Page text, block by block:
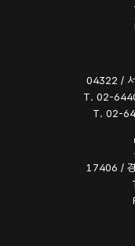
04322 /
T. 02-
T. 02-
17406 /